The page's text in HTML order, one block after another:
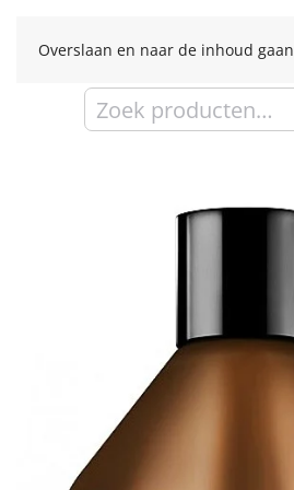
Overslaan en naar de inhoud gaan
Zoeken
naar: